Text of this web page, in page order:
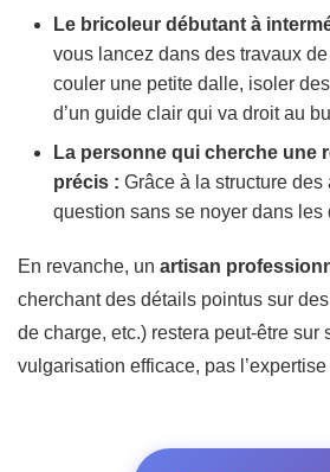
Le bricoleur débutant à
vous lancez dans des travaux
couler une petite dalle, isoler
d’un guide clair qui va droit au
La personne qui cherche une
précis : Grâce à la structure
question sans se noyer dans les
En revanche, un artisan
cherchant des détails pointus sur
de charge, etc.) restera peut-être sur
vulgarisation efficace, pas